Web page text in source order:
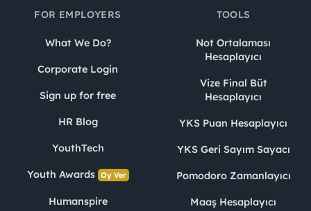
FOR EMPLOYERS
What We Do?
Corporate Login
Sign up for free
HR Blog
YouthTech
Youth Awards Oy Ver
Humanspire
TOOLS
Not Ortalaması
Hesaplayıcı
Vize Final Büt
Hesaplayıcı
YKS Puan Hesaplayıcı
YKS Geri Sayım Sayacı
Pomodoro Zamanlayıcı
Maaş Hesaplayıcı